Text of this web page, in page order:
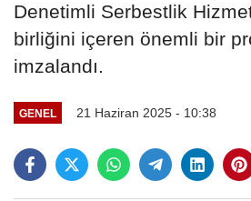
Denetimli Serbestlik
birliğini içeren önemli bir
imzalandı.
GENEL 21 Haziran 2025 - 10:38